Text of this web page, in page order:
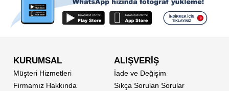
KURUMSAL
Müşteri Hizmetleri
Firmamız Hakkında
ALIŞVERİŞ
İade ve Değişim
Sıkça Sorulan Sorular